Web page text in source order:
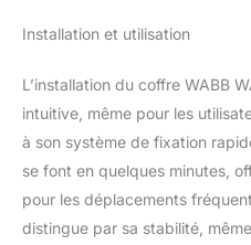
Installation et utilisation
L’installation du coffre WABB
intuitive, même pour les
à son système de fixation
se font en quelques minutes,
pour les déplacements
distingue par sa stabilité,